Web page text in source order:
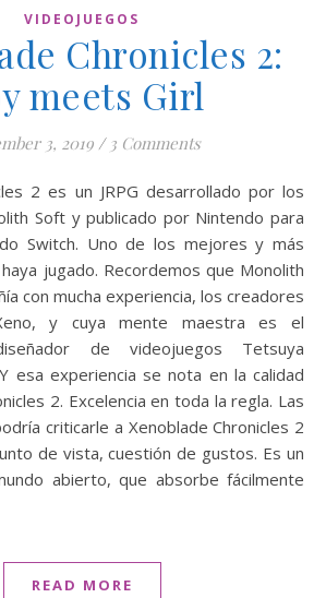
VIDEOJUEGOS
Chronicles 2:
meets Girl
3, 2019 / 3 Comments
Soft y publicado por Nintendo para
Switch. Uno de los mejores y más
jugado. Recordemos que Monolith
con mucha experiencia, los creadores
y cuya mente maestra es el
de videojuegos Tetsuya
esa experiencia se nota en la calidad
2. Excelencia en toda la regla. Las
criticarle a Xenoblade Chronicles 2
de vista, cuestión de gustos. Es un
abierto, que absorbe fácilmente
READ MORE